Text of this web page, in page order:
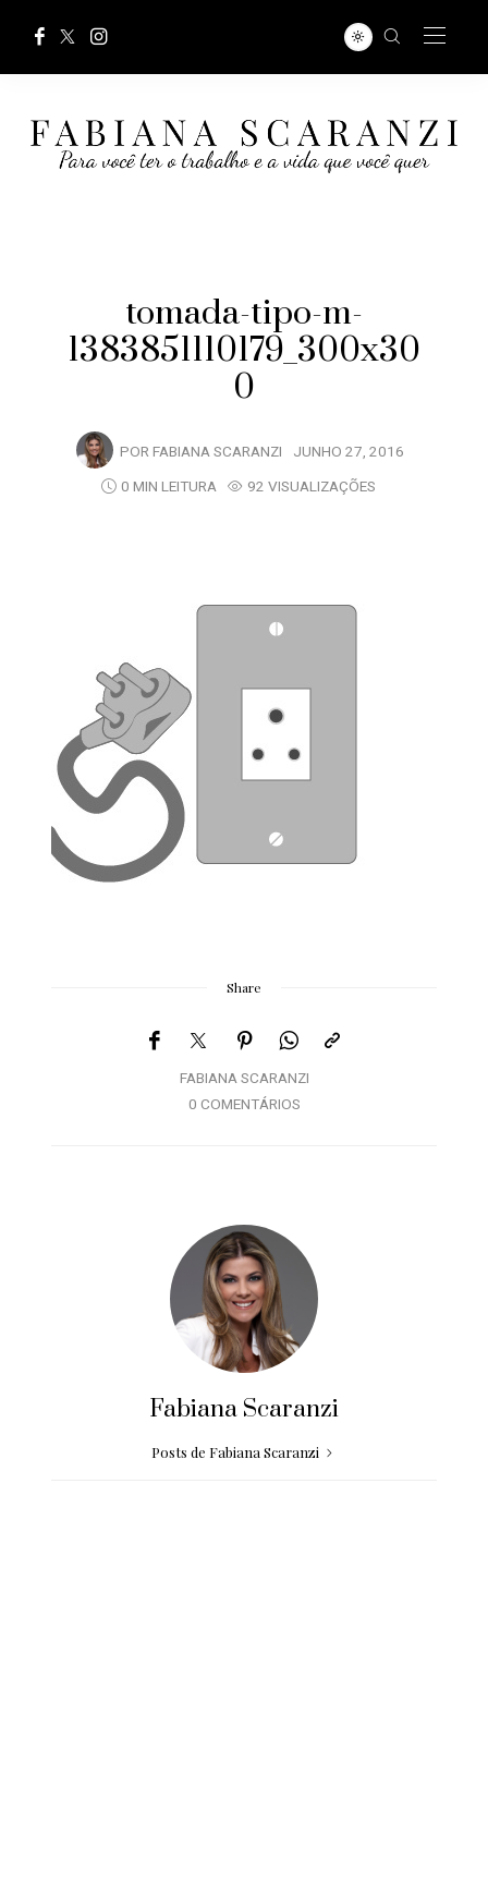
tomada-tipo-m-
1383851110179_300x30
0
POR FABIANA SCARANZI JUNHO 27, 2016
0 MIN LEITURA
92 VISUALIZAÇÕES
Share
FABIANA SCARANZI
0 COMENTÁRIOS
Fabiana Scaranzi
Posts de Fabiana Scaranzi